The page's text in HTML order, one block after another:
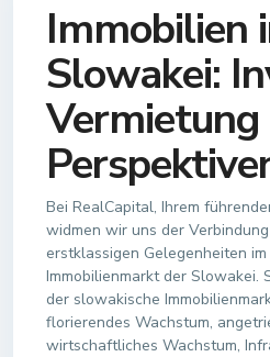
Immobilien
Slowakei:
Vermietung
Bei RealCapital, Ihrem
widmen wir uns der
erstklassigen Gelegenheiten
Immobilienmarkt der Slowakei.
der slowakische
florierendes Wachstum,
wirtschaftliches Wachstum,